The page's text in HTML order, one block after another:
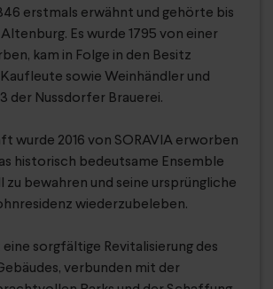
erstmals erwähnt und gehörte bis
Es wurde 1795 von einer
kam in Folge in den Besitz
sowie Weinhändler und
der Nussdorfer Brauerei.
wurde 2016 von SORAVIA erworben
historisch bedeutsame Ensemble
zu bewahren und seine ursprüngliche
wiederzubeleben.
sorgfältige Revitalisierung des
verbunden mit der